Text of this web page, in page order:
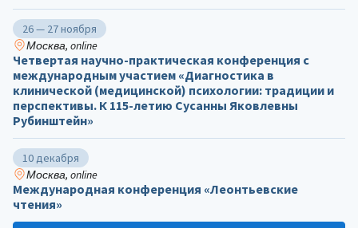
26 — 27 ноября
Москва, online
Четвертая научно-практическая конференция с
международным участием «Диагностика в
клинической (медицинской) психологии: традиции и
перспективы. К 115-летию Сусанны Яковлевны
Рубинштейн»
10 декабря
Москва, online
Международная конференция «Леонтьевские
чтения»